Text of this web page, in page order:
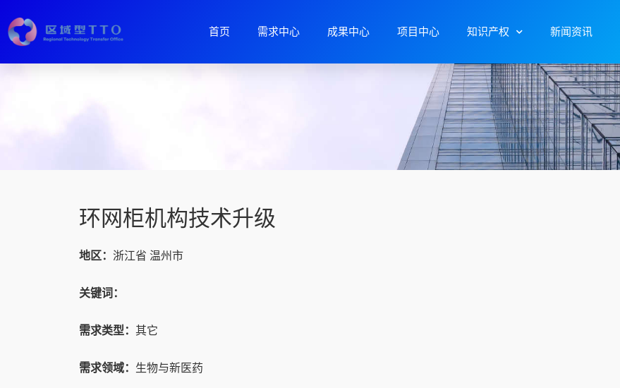
首页 需求中心 成果中心 项目中心 知识产权 新闻资讯
环网柜机构技术升级
地区： 浙江省 温州市
关键词：
需求类型： 其它
需求领域： 生物与新医药